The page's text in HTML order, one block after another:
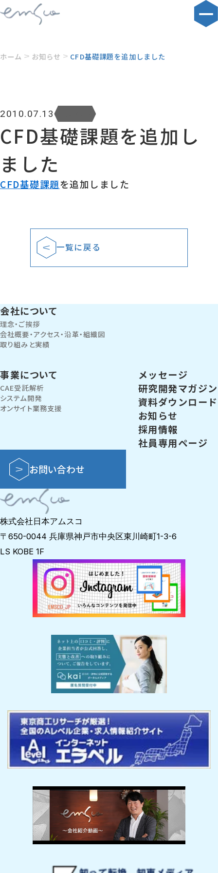
ホーム お知らせ CFD基礎課題を追加しました
2010.07.13
CFD基礎課題を追加し
ました
CFD基礎課題を追加しました
一覧に戻る
会社について
理念・ご挨拶
会社概要・アクセス・沿革・組織図
取り組みと実績
事業について
CAE受託解析
システム開発
オンサイト業務支援
メッセージ
研究開発マガジン
資料ダウンロード
お知らせ
採用情報
社員専用ページ
株式会社日本アムスコ
〒650-0044 兵庫県神戸市中央区東川崎町1-3-6
LS KOBE 1F
お問い合わせ